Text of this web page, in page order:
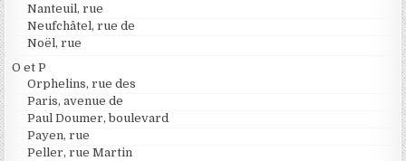
Nanteuil, rue
Neufchâtel, rue de
Noël, rue
O et P
Orphelins, rue des
Paris, avenue de
Paul Doumer, boulevard
Payen, rue
Peller, rue Martin